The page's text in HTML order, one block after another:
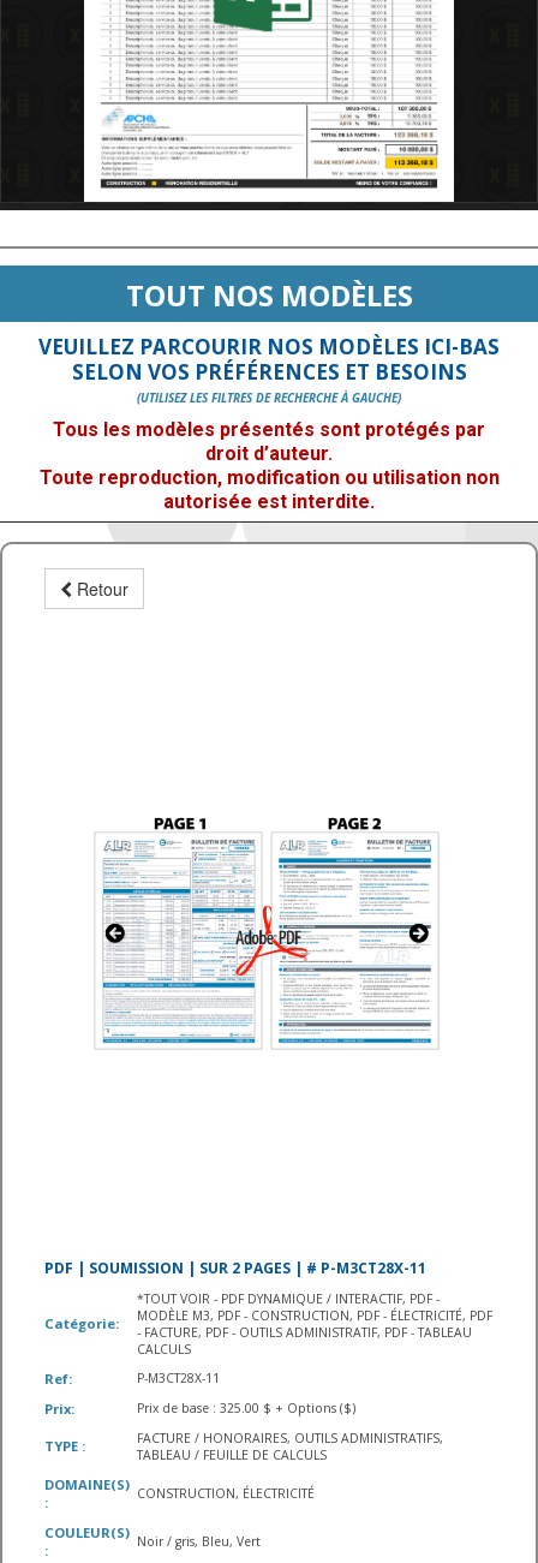
TOUT NOS MODÈLES
VEUILLEZ PARCOURIR NOS MODÈLES ICI-BAS
SELON VOS PRÉFÉRENCES ET BESOINS
(UTILISEZ LES FILTRES DE RECHERCHE À GAUCHE)
Tous les modèles présentés sont protégés par
droit d’auteur.
Toute reproduction, modification ou utilisation non
autorisée est interdite.
Retour
PDF | SOUMISSION | SUR 2 PAGES | # P-M3CT28X-11
Catégorie:
*TOUT VOIR - PDF DYNAMIQUE / INTERACTIF, PDF -
MODÈLE M3, PDF - CONSTRUCTION, PDF - ÉLECTRICITÉ, PDF
- FACTURE, PDF - OUTILS ADMINISTRATIF, PDF - TABLEAU
CALCULS
Ref: P-M3CT28X-11
Prix: Prix de base : 325.00 $ + Options ($)
TYPE :
FACTURE / HONORAIRES, OUTILS ADMINISTRATIFS,
TABLEAU / FEUILLE DE CALCULS
DOMAINE(S)
:
CONSTRUCTION, ÉLECTRICITÉ
COULEUR(S)
:
Noir / gris, Bleu, Vert